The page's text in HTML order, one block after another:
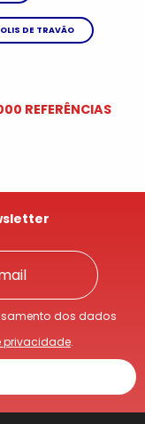
DE TRAVÃO
REFERÊNCIAS
dos dados
privacidade.